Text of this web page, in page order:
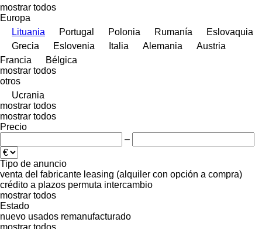
mostrar todos
Europa
Lituania
Portugal Polonia Rumanía
Eslovaquia
Grecia
Eslovenia Italia Alemania
Austria
Francia
Bélgica
mostrar todos
otros
Ucrania
mostrar todos
mostrar todos
Precio
–
Tipo de anuncio
venta del fabricante leasing (alquiler con opción a compra)
crédito a plazos permuta intercambio
mostrar todos
Estado
nuevo usados remanufacturado
mostrar todos